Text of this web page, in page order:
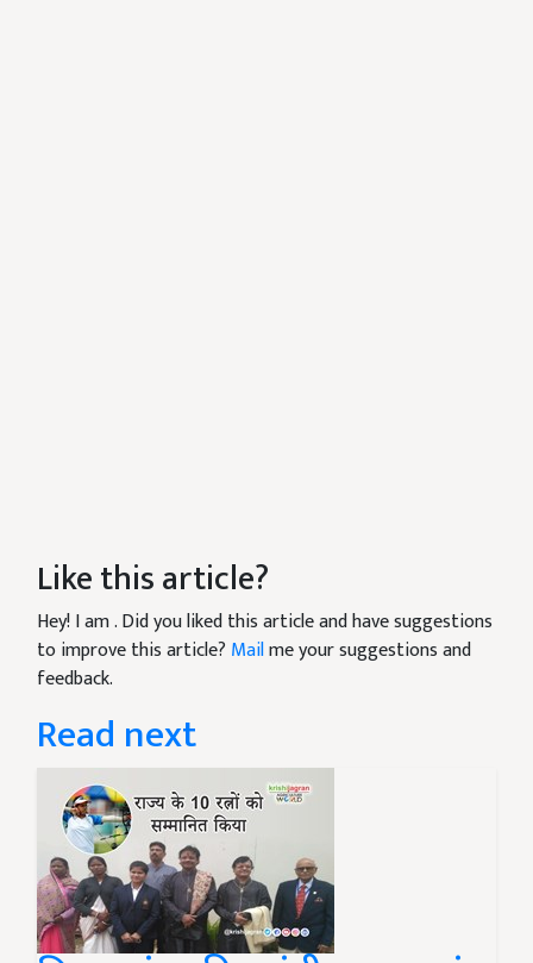
Like this article?
Hey! I am. Did you liked this article and have suggestions
to improve this article? Mailme your suggestions and
feedback.
Read next